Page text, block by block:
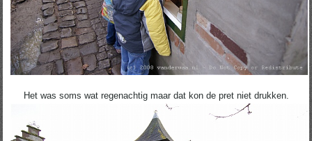
Het was soms wat regenachtig maar dat kon de pret niet drukken.